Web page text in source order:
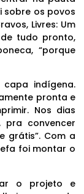
sobre os povos
Livres: Um
de tudo pronto,
“porque
indígena.
pronta e
Nos dias
pra convencer
grátis”. Com a
foi montar o
o projeto e